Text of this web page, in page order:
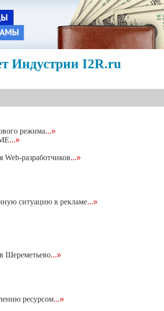
Индустрии I2R.ru
режима...»
...»
разработчиков...»
ситуацию в рекламе...»
Шереметьево...»
ресурсом...»